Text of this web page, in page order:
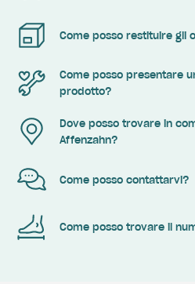
Come posso restituire gli
Come posso presentare
prodotto?
Dove posso trovare in
Affenzahn?
Come posso contattarvi?
Come posso trovare il